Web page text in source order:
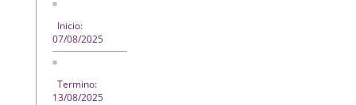
Inicio:
07/08/2025
Termino:
13/08/2025